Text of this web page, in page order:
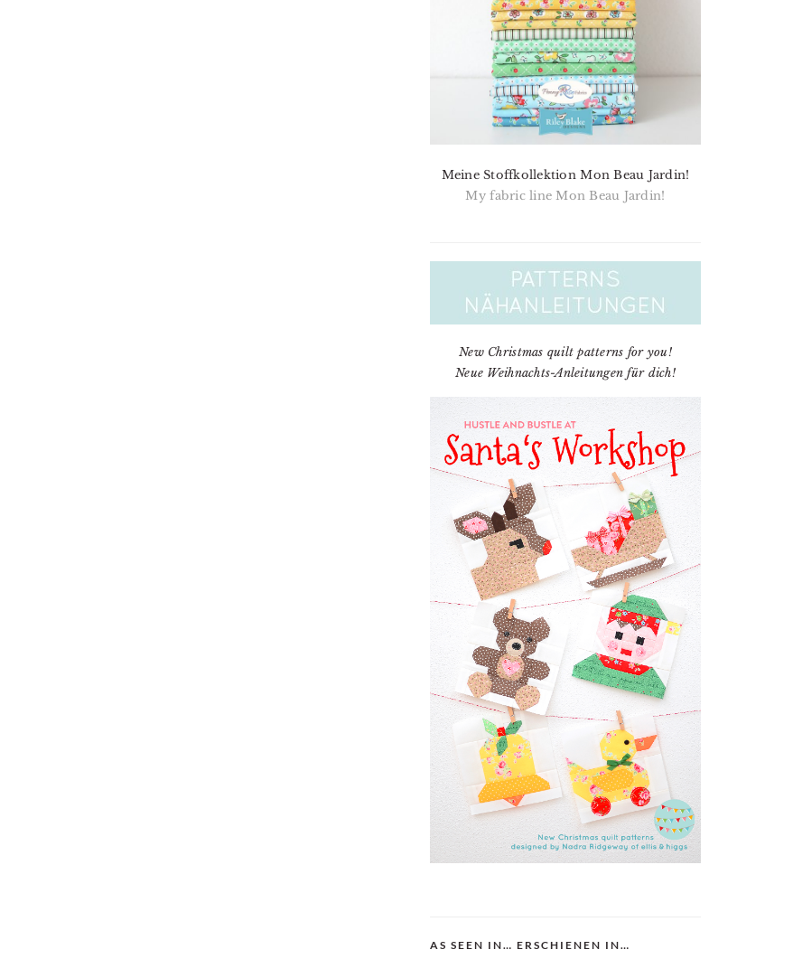
Meine Stoffkollektion Mon Beau Jardin!
My fabric line Mon Beau Jardin!
New Christmas quilt patterns for you!
Neue Weihnachts-Anleitungen für dich!
AS SEEN IN… ERSCHIENEN IN…